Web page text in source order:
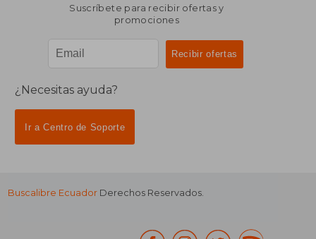
Suscríbete para recibir ofertas y
promociones
¿Necesitas ayuda?
Ir a Centro de Soporte
Buscalibre Ecuador Derechos Reservados.